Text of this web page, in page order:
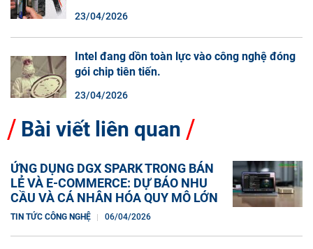
23/04/2026
Intel đang dồn toàn lực vào công nghệ đóng
gói chip tiên tiến.
23/04/2026
Bài viết liên quan
ỨNG DỤNG DGX SPARK TRONG BÁN
LẺ VÀ E-COMMERCE: DỰ BÁO NHU
CẦU VÀ CÁ NHÂN HÓA QUY MÔ LỚN
TIN TỨC CÔNG NGHỆ 06/04/2026